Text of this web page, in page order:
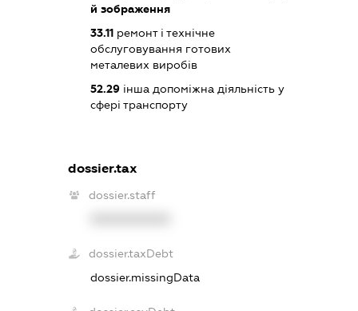
й зображення
33.11 ремонт і технічне
обслуговування готових
металевих виробів
52.29 інша допоміжна діяльність у
сфері транспорту
dossier.tax
dossier.staff
dossier.taxDebt
dossier.missingData